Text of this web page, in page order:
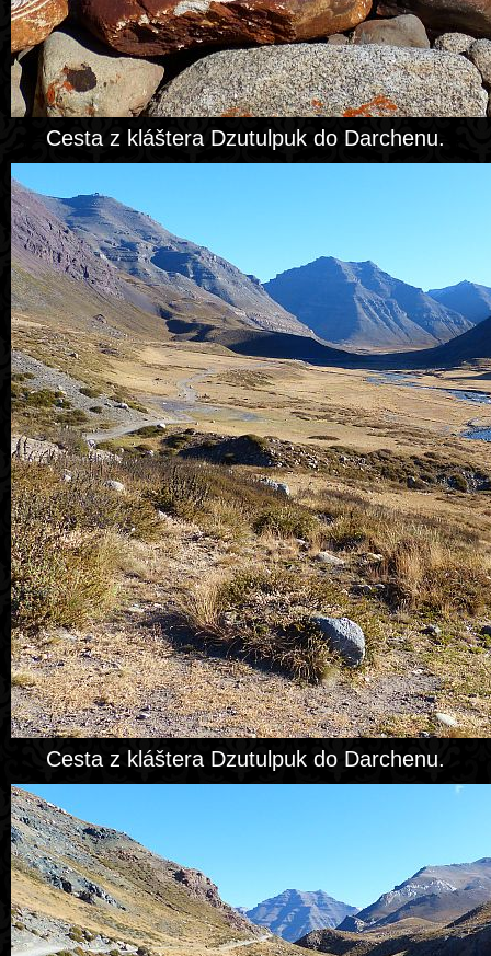
Cesta z kláštera Dzutulpuk do Darchenu.
Cesta z kláštera Dzutulpuk do Darchenu.